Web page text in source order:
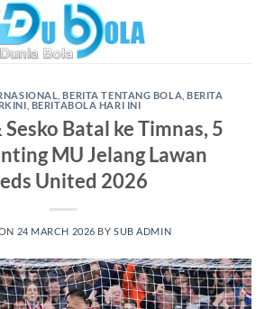
,BERITA TENTANG BOLA ,BERITA
BERITABOLA HARI INI
Batal ke Timnas, 5
MU Jelang Lawan
United 2026
24 MARCH 2026 BYSUB ADMIN